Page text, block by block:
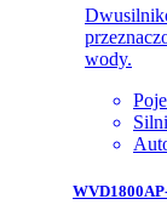
wody.